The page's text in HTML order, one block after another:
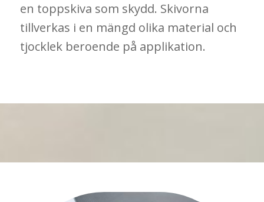
en toppskiva som skydd. Skivorna
tillverkas i en mängd olika material och
tjocklek beroende på applikation.